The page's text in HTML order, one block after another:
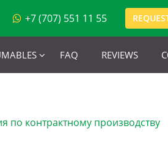
+7 (707) 551 11 55
FAQ REVIEWS
по контрактному производству